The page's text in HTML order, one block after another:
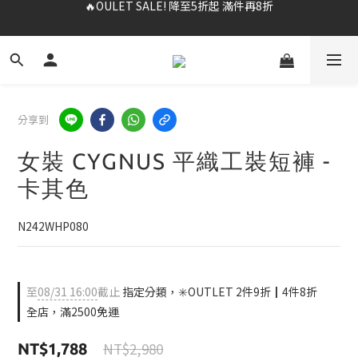
✨春夏新品最低8折起 ！2件再9折
分享到
女裝 CYGNUS 平織工裝短褲 -
卡其色
N242WHP080
至08/31 16:00截止 指定分類，✳️OUTLET 2件9折┃4件8折
全店，滿2500免運
NT$1,788 NT$2,980